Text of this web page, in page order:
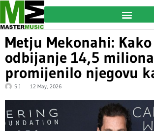
Metju Mekonahi:
odbijanje 14,5
promijenilo njegovu
S J 12 May, 2026